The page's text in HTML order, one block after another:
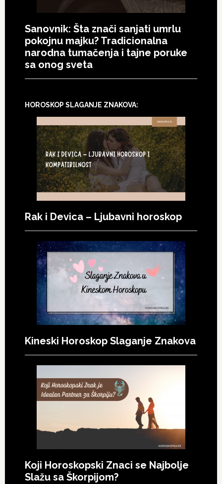
Sanovnik: Šta znači sanjati umrlu
pokojnu majku? Tradicionalna
narodna tumačenja i tajne poruke
sa onog sveta
HOROSKOP SLAGANJE ZNAKOVA:
Rak i Devica – Ljubavni horoskop
Kineski Horoskop Slaganje Znakova
Koji Horoskopski Znaci se Najbolje
Slažu sa Škorpijom?